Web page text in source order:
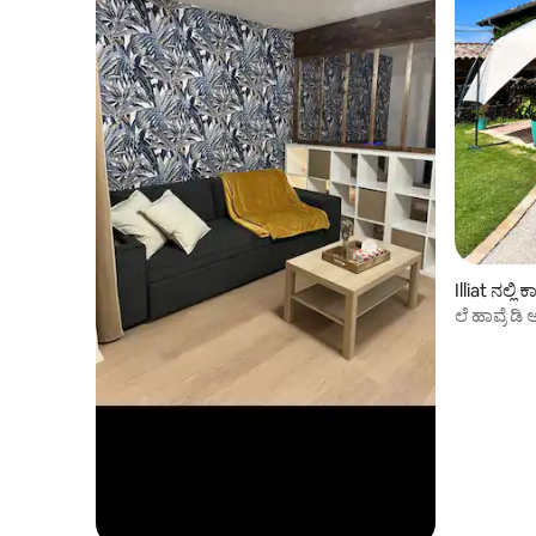
Illiat ನಲ್ಲಿ
ಲೆ ಹಾವ್ರೆ